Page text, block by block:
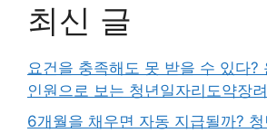
최신 글
요건을 충족해도 못 받을 수 있다?
인원으로 보는 청년일자리도약장
6개월을 채우면 자동 지급될까?